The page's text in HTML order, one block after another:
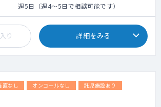
し、重症患者や、当日往診患者、前日採血結
果の確認をします。
・9:00往診開始/診察
午前中で3～5件程度回ることが多いです。
・13:00帰院
午前中に起きたことをまとめ、順番に休憩
午前中同様
週5日（週4～5日で相談可能です）
り 詳細をみる
直なし オンコールなし
託児施設あり